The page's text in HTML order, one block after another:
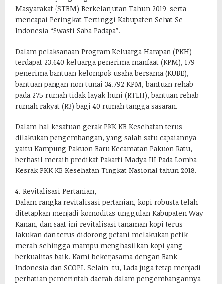
Masyarakat (STBM) Berkelanjutan Tahun 2019, serta
mencapai Peringkat Tertinggi Kabupaten Sehat Se-
Indonesia “Swasti Saba Padapa”.
Dalam pelaksanaan Program Keluarga Harapan (PKH)
terdapat 23.640 keluarga penerima manfaat (KPM), 179
penerima bantuan kelompok usaha bersama (KUBE),
bantuan pangan non tunai 34.792 KPM, bantuan rehab
pada 275 rumah tidak layak huni (RTLH), bantuan rehab
rumah rakyat (R3) bagi 40 rumah tangga sasaran.
Dalam hal kesatuan gerak PKK KB Kesehatan terus
dilakukan pengembangan, yang salah satu capaiannya
yaitu Kampung Pakuon Baru Kecamatan Pakuon Ratu,
berhasil meraih predikat Pakarti Madya III Pada Lomba
Kesrak PKK KB Kesehatan Tingkat Nasional tahun 2018.
4. Revitalisasi Pertanian,
Dalam rangka revitalisasi pertanian, kopi robusta telah
ditetapkan menjadi komoditas unggulan Kabupaten Way
Kanan, dan saat ini revitalisasi tanaman kopi terus
lakukan dan terus didorong petani melakukan petik
merah sehingga mampu menghasilkan kopi yang
berkualitas baik. Kami bekerjasama dengan Bank
Indonesia dan SCOPI. Selain itu, Lada juga tetap menjadi
perhatian pemerintah daerah dalam pengembangannya